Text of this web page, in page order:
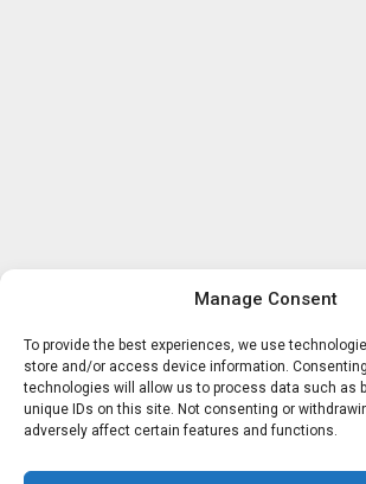
Manage Consent
To provide the best experiences, we use
store and/or access device information.
technologies will allow us to process data such as
unique IDs on this site. Not consenting or
adversely affect certain features and functions.